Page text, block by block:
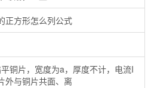
正方形怎么列公式
铜片，宽度为a，厚度不计，电流I
外与铜片共面、离